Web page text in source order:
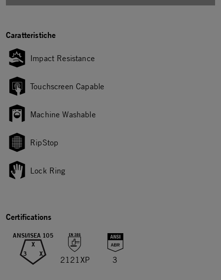
Caratteristiche
Impact Resistance
Touchscreen Capable
Machine Washable
RipStop
Lock Ring
Certifications
ANSI/ISEA 105
X
3 X
2121XP 3